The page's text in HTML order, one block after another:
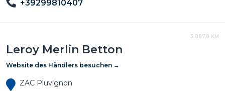
+39299810407
3.887,8 KM
Leroy Merlin Betton
Website des Händlers besuchen →
ZAC Pluvignon